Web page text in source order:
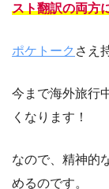
スト翻訳の両方
ポケトーク さえ
今まで海外旅行
くなります！
なので、精神的
めるのです。